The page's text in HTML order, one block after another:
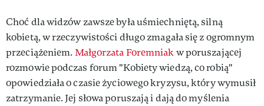
Choć dla widzów zawsze była uśmiechniętą, silną
kobietą, w rzeczywistości długo zmagała się z ogromnym
przeciążeniem. Małgorzata Foremniakw poruszającej
rozmowie podczas forum "Kobiety wiedzą, co robią"
opowiedziała o czasie życiowego kryzysu, który wymusił
zatrzymanie. Jej słowa poruszają i dają do myślenia